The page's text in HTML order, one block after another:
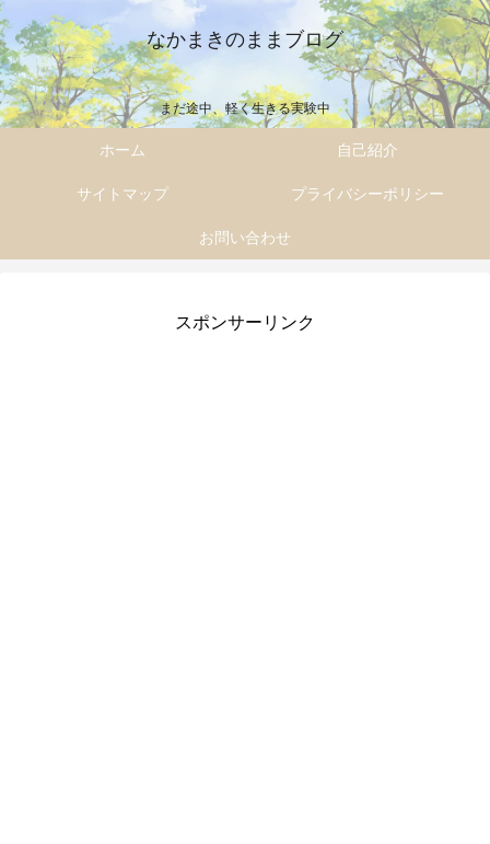
なかまきのままブログ
まだ途中、軽く生きる実験中
ホーム 自己紹介
サイトマップ プライバシーポリシー
お問い合わせ
スポンサーリンク